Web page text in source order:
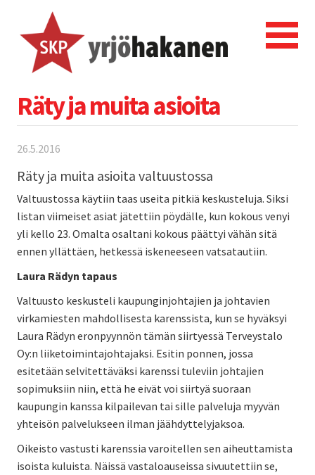
Räty ja muita asioita
26.5.2016
Räty ja muita asioita valtuustossa
Valtuustossa käytiin taas useita pitkiä keskusteluja. Siksi
listan viimeiset asiat jätettiin pöydälle, kun kokous venyi
yli kello 23. Omalta osaltani kokous päättyi vähän sitä
ennen yllättäen, hetkessä iskeneeseen vatsatautiin.
Laura Rädyn tapaus
Valtuusto keskusteli kaupunginjohtajien ja johtavien
virkamiesten mahdollisesta karenssista, kun se hyväksyi
Laura Rädyn eronpyynnön tämän siirtyessä Terveystalo
Oy:n liiketoimintajohtajaksi. Esitin ponnen, jossa
esitetään selvitettäväksi karenssi tuleviin johtajien
sopimuksiin niin, että he eivät voi siirtyä suoraan
kaupungin kanssa kilpailevan tai sille palveluja myyvän
yhteisön palvelukseen ilman jäähdyttelyjaksoa.
Oikeisto vastusti karenssia varoitellen sen aiheuttamista
isoista kuluista. Näissä vastaloauseissa sivuutettiin se,